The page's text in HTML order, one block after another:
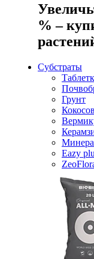
% –
Субстраты
Грунт
Eazy